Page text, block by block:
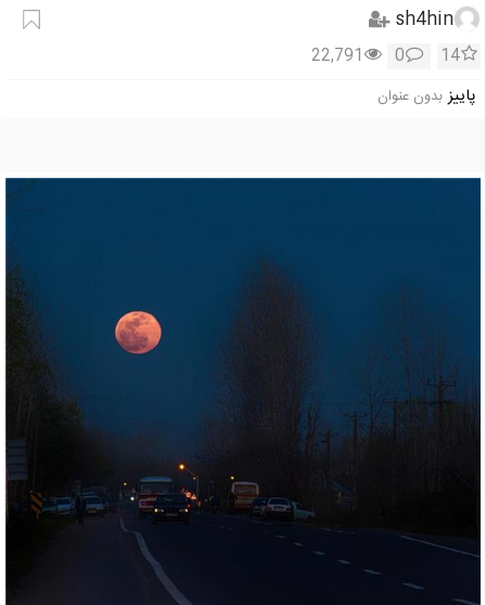
sh4hin
14
0
22,791
پاییز بدون عنوان